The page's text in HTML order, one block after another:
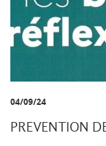
04/09/24
PREVENTION